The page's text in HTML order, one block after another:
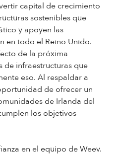
capital de crecimiento
sostenibles que
y apoyen las
en todo el Reino Unido.
de la próxima
de infraestructuras que
eso. Al respaldar a
de ofrecer un
de Irlanda del
los objetivos
en el equipo de Weev.